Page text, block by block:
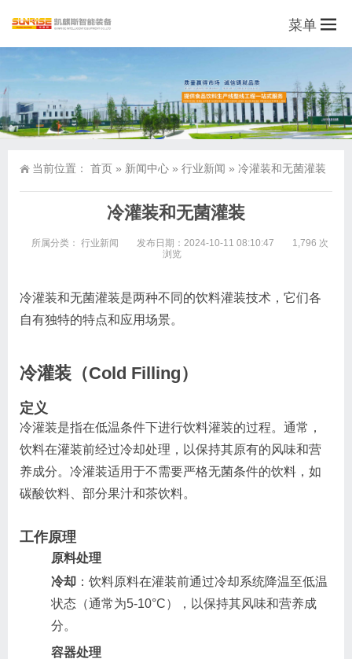
菜单
当前位置： 首页 » 新闻中心 » 行业新闻 » 冷灌装和无菌灌装
冷灌装和无菌灌装
所属分类： 行业新闻 发布日期：2024-10-11 08:10:47
1,796 次
浏览
冷灌装和无菌灌装是两种不同的饮料灌装技术，它们各
自有独特的特点和应用场景。
冷灌装（Cold Filling）
定义
冷灌装是指在低温条件下进行饮料灌装的过程。通常，
饮料在灌装前经过冷却处理，以保持其原有的风味和营
养成分。冷灌装适用于不需要严格无菌条件的饮料，如
碳酸饮料、部分果汁和茶饮料。
工作原理
原料处理
冷却 ：饮料原料在灌装前通过冷却系统降温至低温
状态（通常为5-10°C），以保持其风味和营养成
分。
容器处理